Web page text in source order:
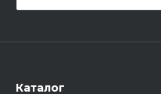
Каталог